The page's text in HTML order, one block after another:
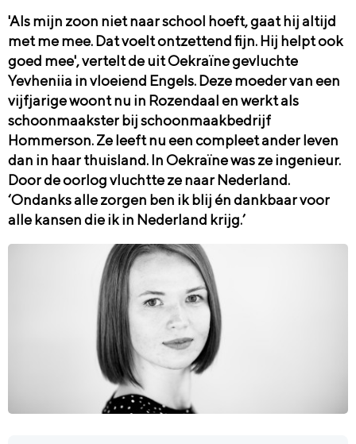
'Als mijn zoon niet naar school hoeft, gaat hij altijd
met me mee. Dat voelt ontzettend fijn. Hij helpt ook
goed mee', vertelt de uit Oekraïne gevluchte
Yevheniia in vloeiend Engels. Deze moeder van een
vijfjarige woont nu in Rozendaal en werkt als
schoonmaakster bij schoonmaakbedrijf
Hommerson. Ze leeft nu een compleet ander leven
dan in haar thuisland. In Oekraïne was ze ingenieur.
Door de oorlog vluchtte ze naar Nederland.
‘Ondanks alle zorgen ben ik blij én dankbaar voor
alle kansen die ik in Nederland krijg.’